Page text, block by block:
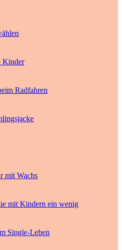
Kinder
Radfahren
mit Wachs
mit Kindern ein wenig
Single-Leben